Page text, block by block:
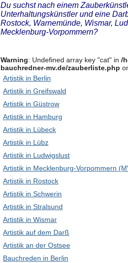
Du suchst nach einem
Unterhaltungskünstler und eine
Rostock, Warnemünde, Wismar,
Mecklenburg-Vorpommern?
Warning: Undefined array key "cat" in /
bauchredner-mv.de/zauberliste.php
Artistik in Berlin
Artistik in Greifswald
Artistik in Güstrow
Artistik in Hamburg
Artistik in Lübeck
Artistik in Lübz
Artistik in Ludwigslust
Artistik in Mecklenburg-Vorpommern
Artistik in Rostock
Artistik in Schwerin
Artistik in Stralsund
Artistik in Wismar
Artistik auf dem Darß
Artistik an der Ostsee
Bauchreden in Berlin